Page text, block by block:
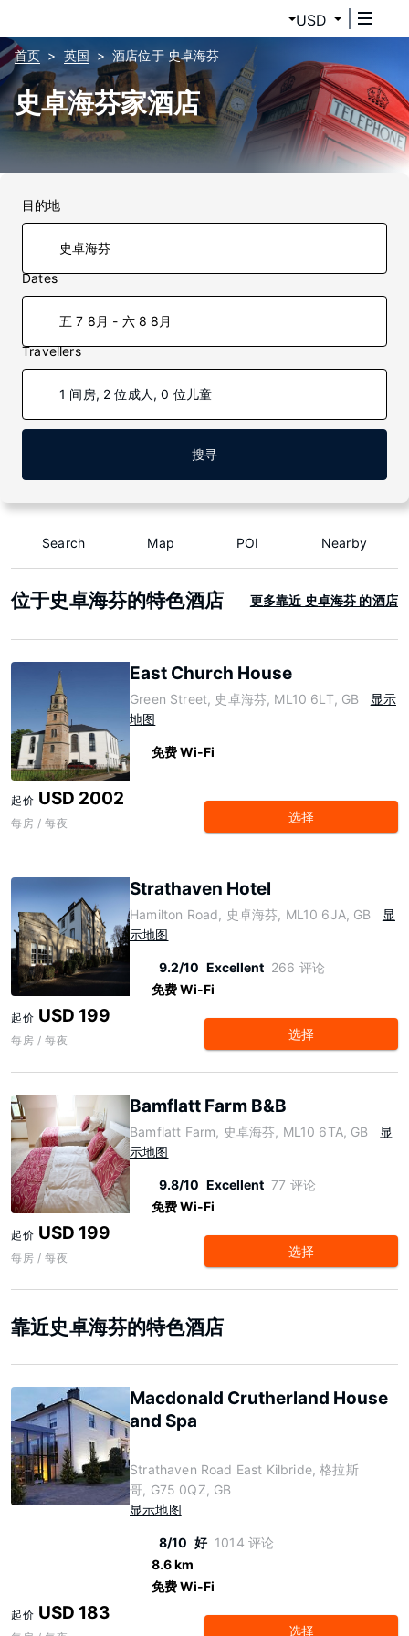
USD
首页 英国 酒店位于 史卓海芬
史卓海芬家酒店
目的地
Dates
五 7 8月 - 六 8 8月
Travellers
1 间房, 2 位成人, 0 位儿童
搜寻
Search Map POI Nearby
位于史卓海芬的特色酒店 更多靠近 史卓海芬 的酒店
East Church House
Green Street, 史卓海芬, ML10 6LT, GB
显示
地图
免费 Wi-Fi
起价 USD 2002
每房 / 每夜 选择
Strathaven Hotel
Hamilton Road, 史卓海芬, ML10 6JA, GB
显
示地图
9.2/10 Excellent 266 评论
免费 Wi-Fi
起价 USD 199
每房 / 每夜 选择
Bamflatt Farm B&B
Bamflatt Farm, 史卓海芬, ML10 6TA, GB
显
示地图
9.8/10 Excellent 77 评论
免费 Wi-Fi
起价 USD 199
每房 / 每夜 选择
靠近史卓海芬的特色酒店
Macdonald Crutherland House
and Spa
Strathaven Road East Kilbride, 格拉斯
哥, G75 0QZ, GB
显示地图
8/10 好 1014 评论
8.6 km
免费 Wi-Fi
起价 USD 183
选择